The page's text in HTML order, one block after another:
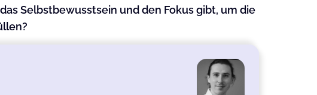
Selbstbewusstsein und den Fokus gibt, um die